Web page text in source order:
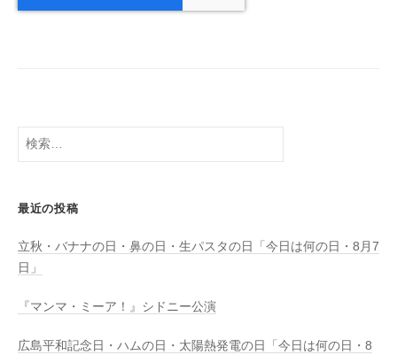
検
最近の投稿
立秋・バナナの日・鼻の日・生パスタの日「今日は何の日・8月7
日」
『マンマ・ミーア！』シドニー公演
広島平和記念日・ハムの日・太陽熱発電の日「今日は何の日・8